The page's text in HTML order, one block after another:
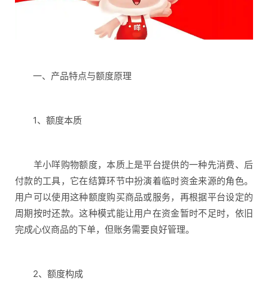
一、产品特点与额度原理
1、额度本质
羊小咩购物额度，本质上是平台提供的一种先消费、后
付款的工具，它在结算环节中扮演着临时资金来源的角色。
用户可以使用这种额度购买商品或服务，再根据平台设定的
周期按时还款。这种模式能让用户在资金暂时不足时，依旧
完成心仪商品的下单，但账务需要良好管理。
2、额度构成